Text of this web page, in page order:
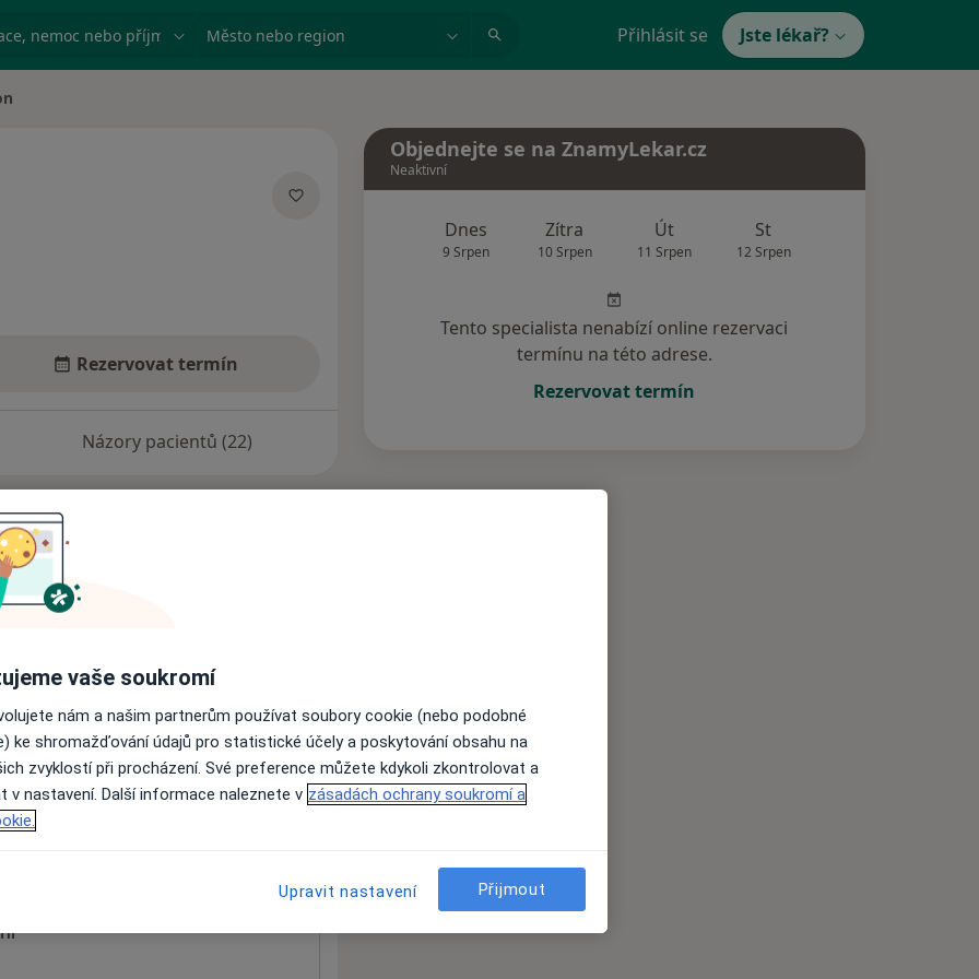
nemoc nebo příjmení Město nebo region Přihlásit se Jste lékař?
Rezervovat termín
Názory pacientů (22)
nejsou k dispozici
informace o svých službách.
70030
Objednejte se na ZnamyLekar.cz
Neaktivní
Dnes
9 Srpen
Zítra
10 Srpen
Út
11 Srpen
St
12 Srpen
Tento specialista nenabízí online rezervaci
termínu na této adrese.
Rezervovat termín
vaše soukromí
nám a našim partnerům používat soubory cookie (nebo podobné
ke shromažďování údajů pro statistické účely a poskytování obsahu na
zvyklostí při procházení. Své preference můžete kdykoli zkontrolovat a
v nastavení. Další informace naleznete v zásadách ochrany soukromí a
Upravit nastavení Přijmout